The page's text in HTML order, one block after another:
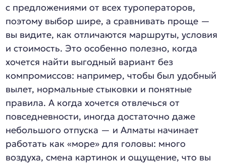
с предложениями от всех туроператоров,
поэтому выбор шире, а сравнивать проще —
вы видите, как отличаются маршруты, условия
и стоимость. Это особенно полезно, когда
хочется найти выгодный вариант без
компромиссов: например, чтобы был удобный
вылет, нормальные стыковки и понятные
правила. А когда хочется отвлечься от
повседневности, иногда достаточно даже
небольшого отпуска — и Алматы начинает
работать как «море» для головы: много
воздуха, смена картинок и ощущение, что вы